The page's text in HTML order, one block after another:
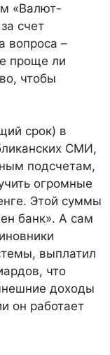
«Валют-
счет
вопроса –
проще ли
чтобы
срок) в
СМИ,
подсчетам,
огромные
Этой суммы
банк». А сам
выплатил
что
доходы
он работает